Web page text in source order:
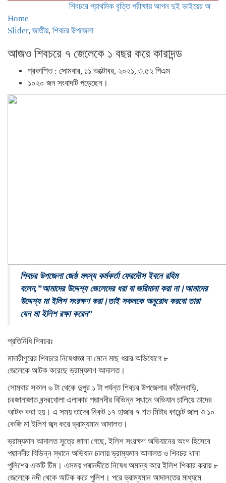
শিবচরে প্রাথমিক বৃত্তি পরীক্ষায় আপন দুই ভাইয়ের অনন্য সাফল্য
Home
Slider, জাতীয়, শিবচর উপজেলা
আজও শিবচরে ৭ জেলেকে ১ বছর করে কারাদন্ড
প্রকাশিত : সোমবার, ১১ অক্টোবর, ২০২১, ৩.৫২ পিএম
১০২০ জন সংবাদটি পড়েছেন।
শিবচর উপজেলা জেষ্ঠ মৎস্য কর্মকর্তা ফেরদৌস ইবনে রহিম
বলেন,”আমাদের উদ্দেশ্য জেলেদের ধরা বা জরিমানা করা না।আমাদের
উদ্দেশ্য মা ইলিশ সংরক্ষণ করা।তাই সকলকে অনুরোধ করবো তারা
যেন মা ইলিশ রক্ষা করেন”
প্রতিনিধি শিবচরঃ
মাদারীপুরের শিবচরে নিষেধাজ্ঞা না মেনে মাছ ধরার অভিযোগে ৮
জেলেকে আটক করেছে ভ্রাম্যমাণ আদালত।
সোমবার সকাল ৬ টা থেকে দুপুর ১ টা পর্যন্ত শিবচর উপজেলার কাঁঠালবাড়ি,
চরজানাজাত বন্দরখোলা এলাকার পদ্মানদীর বিভিন্ন স্থানে অভিযান চালিয়ে তাদের
আটক করা হয়। এ সময় তাদের নিকট ১৭ হাজার ৭ শত মিটার কারেন্ট জাল ও ১০
কেজি মা ইলিশ জব্দ করে ভ্রাম্যমান আদালত।
ভ্রাম্যমান আদালত সূত্রে জানা গেছে, ইলিশ সংরক্ষণ অভিযানের অংশ হিসেবে
পদ্মানদীর বিভিন্ন স্থানে অভিযান চালায় ভ্রাম্যমান আদালত ও শিবচর থানা
পুলিশের একটি টিম। এসময় পদ্মানদীতে নিষেধ অমান্য করে ইলিশ শিকার করায় ৮
জেলেকে নদী থেকে আটক করে পুলিশ। পরে ভ্রাম্যমান আদালতের মাধ্যমে